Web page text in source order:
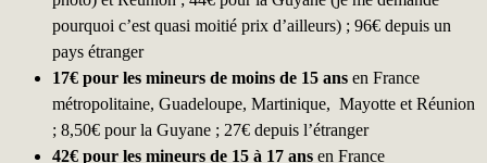
pourquoi c’est quasi moitié prix d’ailleurs) ; 96€ depuis un
pays étranger
17€ pour les mineurs de moins de 15 ans en France
métropolitaine, Guadeloupe, Martinique, Mayotte et Réunion
; 8,50€ pour la Guyane ; 27€ depuis l’étranger
42€ pour les mineurs de 15 à 17 ans en France